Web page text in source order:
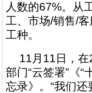
人数的67%。从
工、市场/销售/
工种。
11月11日，
部门“云签署”《
忘录》。“我们还